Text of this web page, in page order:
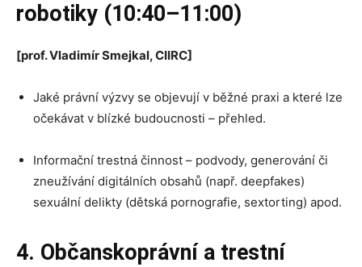
robotiky (10:40–11:00)
[prof. Vladimír Smejkal, CIIRC]
Jaké právní výzvy se objevují v běžné praxi a které lze
očekávat v blízké budoucnosti – přehled.
Informační trestná činnost – podvody, generování či
zneužívání digitálních obsahů (např. deepfakes)
sexuální delikty (dětská pornografie, sextorting) apod.
4. Občanskoprávní a trestní